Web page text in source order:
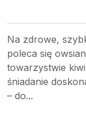
Na zdrowe,
poleca się
towarzystwie
śniadanie
– do...